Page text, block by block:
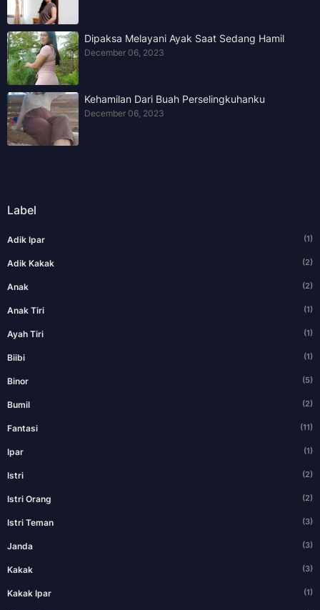
Dipaksa Melayani Ayak Saat Sedang Hamil
December 06, 2023
Kehamilan Dari Buah Perselingkuhanku
December 06, 2023
Label
Adik Ipar (1)
Adik Kakak (2)
Anak (2)
Anak Tiri (1)
Ayah Tiri (1)
Biibi (1)
Binor (5)
Bumil (2)
Fantasi (11)
Ipar (1)
Istri (2)
Istri Orang (2)
Istri Teman (3)
Janda (3)
Kakak (3)
Kakak Ipar (1)